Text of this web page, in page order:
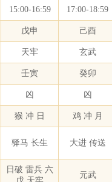
15:00-16:59 17:00-18:59
戊申 己酉
天牢 玄武
壬寅 癸卯
凶 凶
猴 冲 日 鸡 冲 月
驿马 长生 大进 传送
日破 雷兵 六
元武